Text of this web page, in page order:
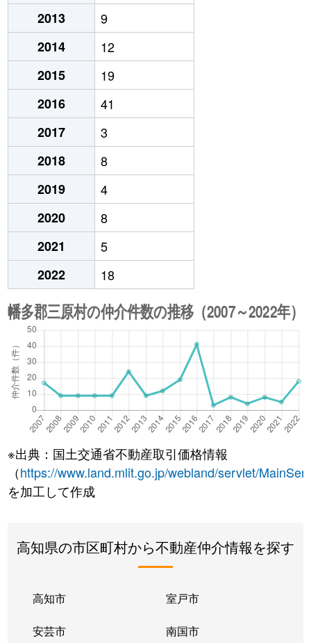
2013
9
2014
12
2015
19
2016
41
2017
3
2018
8
2019
4
2020
8
2021
5
2022
18
※出典：国土交通省不動産取引価格情報
（https://www.land.mlit.go.jp/webland/servlet/
を加工して作成
高知県の市区町村から不動産仲介情報を探す
高知市 室戸市
安芸市 南国市